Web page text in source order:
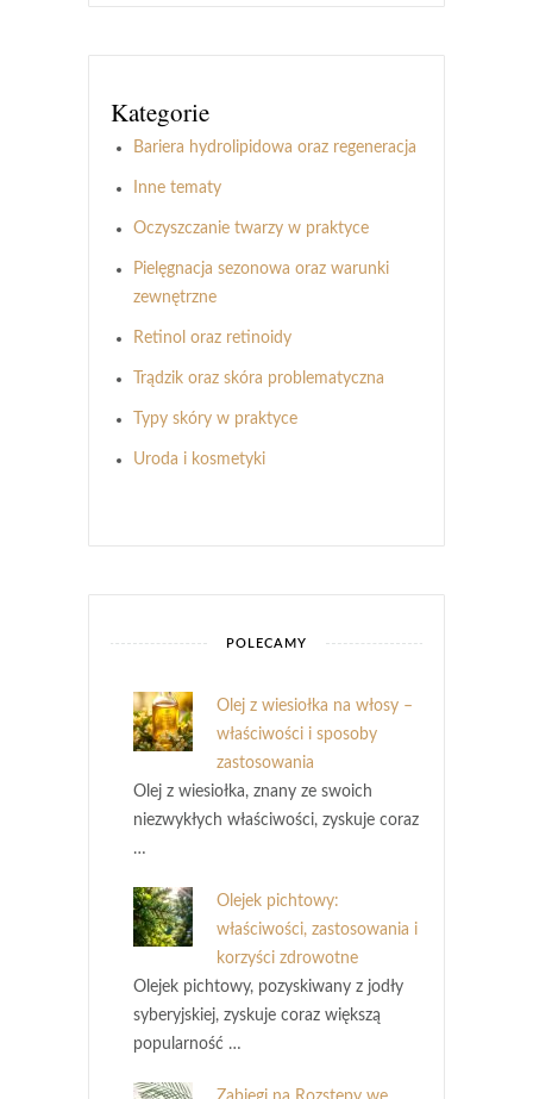
Kategorie
Bariera hydrolipidowa oraz regeneracja
Inne tematy
Oczyszczanie twarzy w praktyce
Pielęgnacja sezonowa oraz warunki
zewnętrzne
Retinol oraz retinoidy
Trądzik oraz skóra problematyczna
Typy skóry w praktyce
Uroda i kosmetyki
POLECAMY
Olej z wiesiołka na włosy –
właściwości i sposoby
zastosowania
Olej z wiesiołka, znany ze swoich
niezwykłych właściwości, zyskuje coraz
…
Olejek pichtowy:
właściwości, zastosowania i
korzyści zdrowotne
Olejek pichtowy, pozyskiwany z jodły
syberyjskiej, zyskuje coraz większą
popularność …